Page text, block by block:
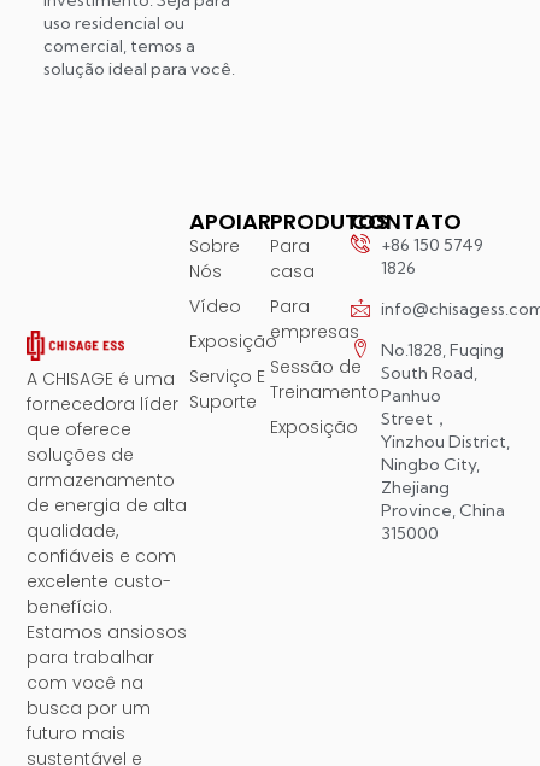
uso residencial ou
comercial, temos a
solução ideal para você.
A CHISAGE é uma
fornecedora líder
que oferece
soluções de
armazenamento
de energia de alta
qualidade,
confiáveis ​​e com
excelente custo-
benefício.
Estamos ansiosos
para trabalhar
com você na
busca por um
futuro mais
sustentável e
PRODUTOS
Para
casa
Para
empresas
Sessão de
Treinamento
Exposição
APOIAR
Sobre
Nós
Vídeo
Exposição
Serviço E
Suporte
CONTATO
+86 150 5749
1826
No.1828, Fuqing
South Road,
Panhuo
Street，
Yinzhou District,
Ningbo City,
Zhejiang
Province, China
315000